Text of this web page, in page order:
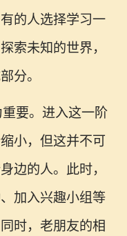
的人选择学习一
索未知的世界，
分。
要。进入这一阶
小，但这并不可
边的人。此时，
加入兴趣小组等
时，老朋友的相